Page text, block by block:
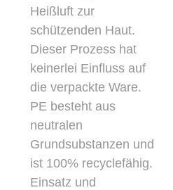
Heißluft zur
schützenden Haut.
Dieser Prozess hat
keinerlei Einfluss auf
die verpackte Ware.
PE besteht aus
neutralen
Grundsubstanzen und
ist 100% recyclefähig.
Einsatz und